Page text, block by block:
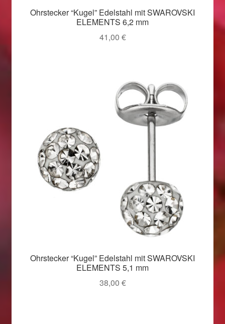
Ohrstecker “Kugel” Edelstahl mit SWAROVSKI
ELEMENTS 6,2 mm
41,00 €
Ohrstecker “Kugel” Edelstahl mit SWAROVSKI
ELEMENTS 5,1 mm
38,00 €